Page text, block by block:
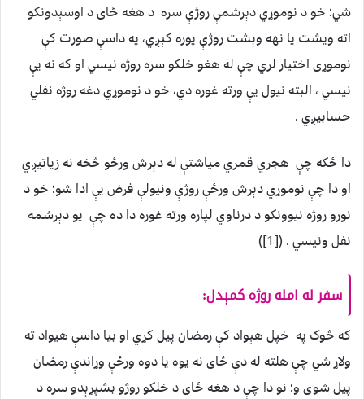
شي؛ خو د نوموړي دېرشمې روژې سره د هغه ځای د اوسېدونکو
اته ويشت يا نهه وېشت روژې پوره کېږي، په داسې صورت کې
نوموړی اختيار لري چې له هغو خلکو سره روژه نيسي او که نه يې
نيسي ، البته نيول يې ورته غوره دي، خو د نوموړي دغه روژه نفلي
حسابيږي .
دا ځکه چې هجري قمري مياشتې له دېرش ورځو څخه نه زياتيږي
او دا چې نوموړي دېرش ورځې روژې ونيولې فرض يې ادا شو؛ خو د
نورو روژه نيوونکو د درناوي لپاره ورته غوره دا ده چې يو دېرشمه
نفل ونيسي . ([1])
سفر له امله روژه کمېدل:
که څوک په خپل هېواد کې رمضان پيل کړي او بيا داسې هيواد ته
ولاړ شي چې هلته له دې ځای نه يوه يا دوه ورځې وړاندې رمضان
پيل شوى و؛ نو دا چې د هغه ځای د خلکو روژو بشپړېدو سره د